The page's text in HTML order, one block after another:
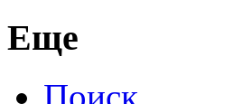
Еще
Поиск